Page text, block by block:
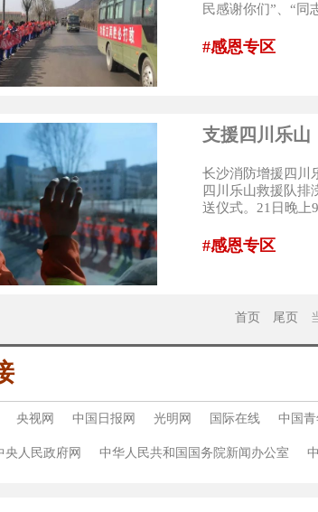
民感谢你们”、“
#感恩专区
支援四川乐山
长沙消防增援四川
四川乐山救援队排
送仪式。21日晚上
#感恩专区
首页 尾页
央视网 中国日报网 光明网 国际在线 中国青
央人民政府网 中华人民共和国国务院新闻办公室